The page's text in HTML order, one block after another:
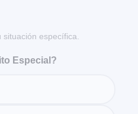
específica.
Especial?